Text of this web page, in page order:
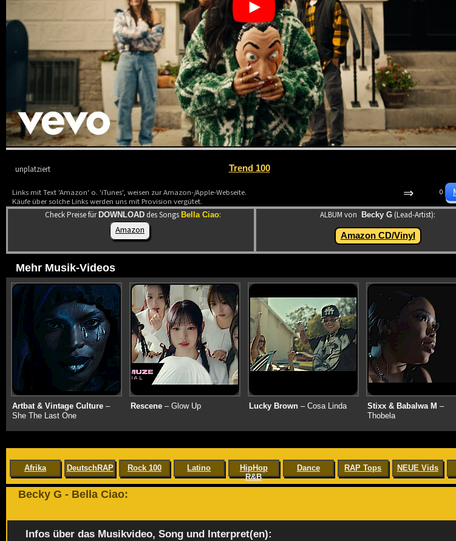
unplatziert Trend 100
Links mit Text 'Amazon' o. 'iTunes', weisen zur Amazon-/Apple-Webseite.
Käufe über solche Links werden uns mit Provision vergütet.
⇒ 0
Check Preise für DOWNLOAD des SongsBella Ciao:
Amazon
ALBUM von Becky G (Lead-Artist):
Amazon CD/Vinyl
Mehr Musik-Videos
Artbat & Vintage Culture–
She The Last One
Rescene– Glow Up Lucky Brown– Cosa Linda Stixx & Babalwa M –
Thobela
Afrika DeutschRAP Rock 100 Latino
HipHop
R&B
Dance RAP Tops NEUE Vids
Becky G - Bella Ciao:
Infos über das Musikvideo, Song und Interpret(en):